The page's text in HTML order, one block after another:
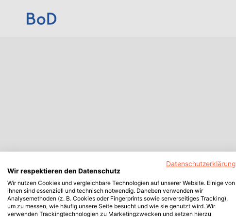
Datenschutzerklärung
Wir respektieren den Datenschutz
Wir nutzen Cookies und vergleichbare Technologien auf unserer Website. Einige von
ihnen sind essenziell und technisch notwendig. Daneben verwenden wir
Analysemethoden (z. B. Cookies oder Fingerprints sowie serverseitiges Tracking),
um zu messen, wie häufig unsere Seite besucht und wie sie genutzt wird. Wir
verwenden Trackingtechnologien zu Marketingzwecken und setzen hierzu